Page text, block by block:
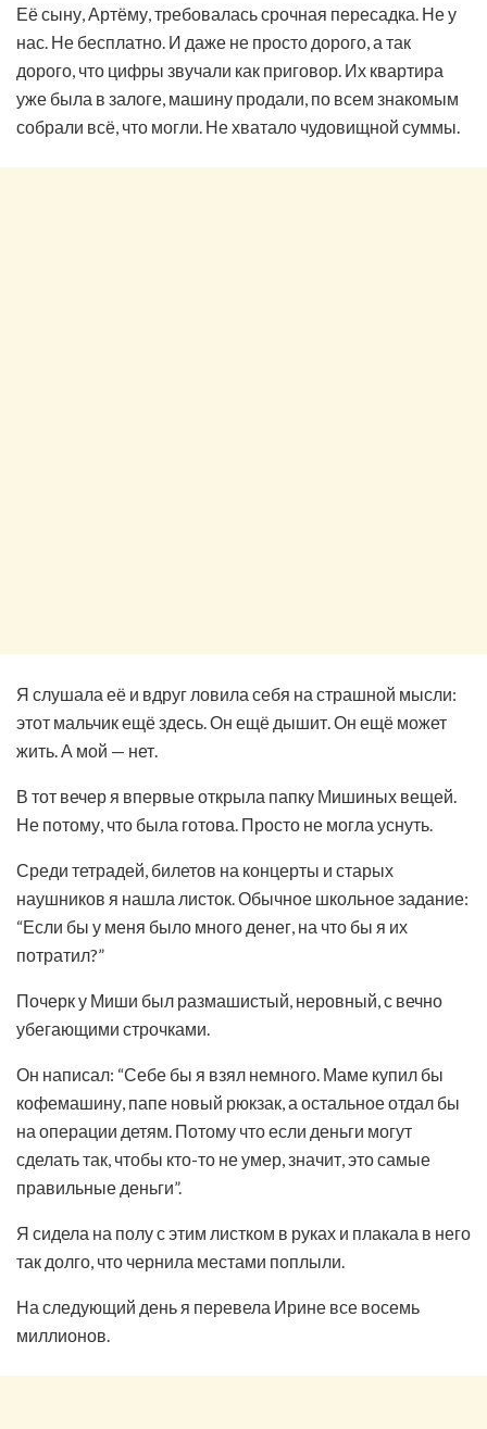
Её сыну, Артёму, требовалась срочная пересадка. Не у
нас. Не бесплатно. И даже не просто дорого, а так
дорого, что цифры звучали как приговор. Их квартира
уже была в залоге, машину продали, по всем знакомым
собрали всё, что могли. Не хватало чудовищной суммы.
Я слушала её и вдруг ловила себя на страшной мысли:
этот мальчик ещё здесь. Он ещё дышит. Он ещё может
жить. А мой — нет.
В тот вечер я впервые открыла папку Мишиных вещей.
Не потому, что была готова. Просто не могла уснуть.
Среди тетрадей, билетов на концерты и старых
наушников я нашла листок. Обычное школьное задание:
“Если бы у меня было много денег, на что бы я их
потратил?”
Почерк у Миши был размашистый, неровный, с вечно
убегающими строчками.
Он написал: “Себе бы я взял немного. Маме купил бы
кофемашину, папе новый рюкзак, а остальное отдал бы
на операции детям. Потому что если деньги могут
сделать так, чтобы кто-то не умер, значит, это самые
правильные деньги”.
Я сидела на полу с этим листком в руках и плакала в него
так долго, что чернила местами поплыли.
На следующий день я перевела Ирине все восемь
миллионов.